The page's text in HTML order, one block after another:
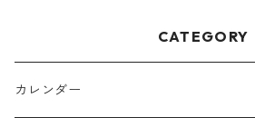
CATEGORY
カレンダー